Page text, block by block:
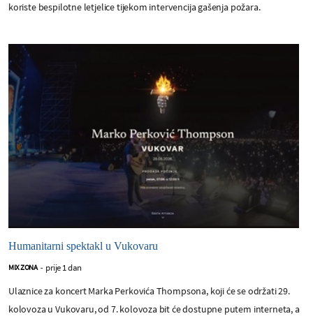
koriste bespilotne letjelice tijekom intervencija gašenja požara.
Humanitarni spektakl u Vukovaru
MIX ZONA - prije 1 dan
Ulaznice za koncert Marka Perkovića Thompsona, koji će se održati 29.
kolovoza u Vukovaru, od 7. kolovoza bit će dostupne putem interneta, a